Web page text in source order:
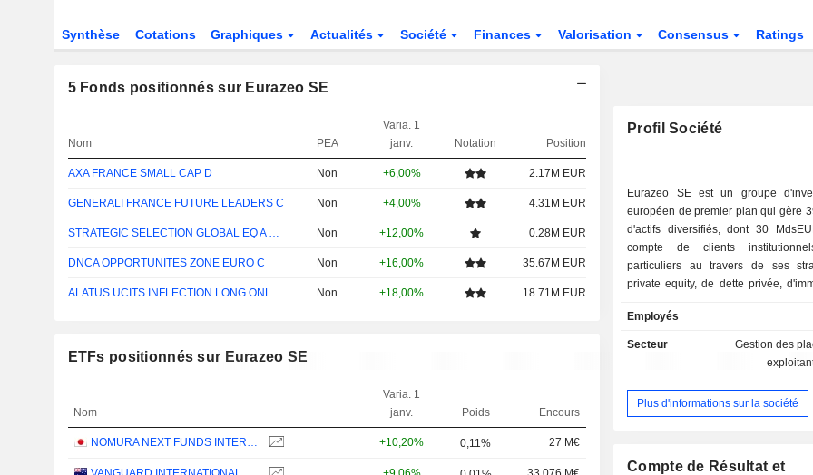
Synthèse Cotations Graphiques Actualités Société Finances Valorisation Consensus Ratings
5Fonds positionnés sur Eurazeo SE
Nom PEA
Varia. 1
janv.
Notation Position
AXA FRANCE SMALL CAP D Non +6,00% 2.17M EUR
GENERALI FRANCE FUTURE LEADERS C Non +4,00% 4.31M EUR
STRATEGIC SELECTION GLOBAL EQ A EUR Non +12,00% 0.28M EUR
DNCA OPPORTUNITES ZONE EURO C Non +16,00% 35.67M EUR
ALATUS UCITS INFLECTION LONG ONLY I EUR Non +18,00% 18.71M EUR
ETFs positionnés sur Eurazeo SE
Nom
Varia. 1
janv.
Poids Encours
NOMURA NEXT FUNDS INTERNATIONAL EQUITY MSCI-KOKUSAI (YEN-HEDGED) ETF - JPY +10,20% 0,11% 27 M€
Profil Société
Eurazeo SE est un groupe
européen de premier plan qui gère
d'actifs diversifiés, dont 30
compte de clients
particuliers au travers de ses
private equity, de dette privée,
de 600 entreprises Mid-Market,
service de leur développement
ses plus de 450 collaborateurs,
mondiaux via 14 bureaux répartis en
Asie et aux Etats-Unis, ainsi que
familial ainsi que sa structure
Employés
Secteur
Gestion des
Plus d'informations sur la société
Compte de Résultat et